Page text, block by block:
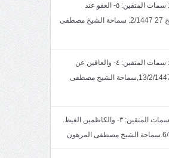
خطبة الجمعة: سمات المتقين: ٥- العفو عند
المقدرة. بتاريخ 27 2/1447. سماحة الشيخ مصطفى
خطبة الجمعة: سمات المتقين: ٤- والعافين عن
الناس.بتاريخ13/2/1447,سماحة الشيخ مصطفى
خطبة الجمعةسمات المتقين: ٣- والكاظمين الغيظ.